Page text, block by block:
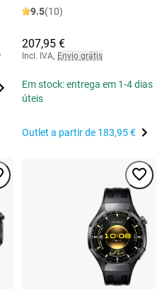
9.5(10)
207,95 €
Incl. IVA, Envio grátis
Em stock: entrega em 1-4 dias
úteis
Outlet a partir de 183,95 €